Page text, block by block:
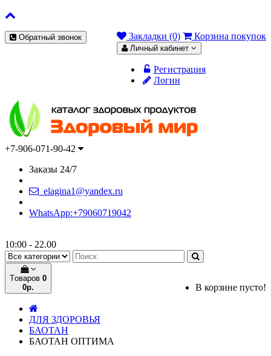
Обратный звонок Закладки (0) Корзина покупок
Личный кабинет
Регистрация
Логин
+7-906-071-90-42
Заказы 24/7
elagina1@yandex.ru
WhatsApp:+79060719042
10:00 - 22.00
Tоваров 0
0р.
В корзине пусто!
ДЛЯ ЗДОРОВЬЯ
БАОТАН
БАОТАН ОПТИМА